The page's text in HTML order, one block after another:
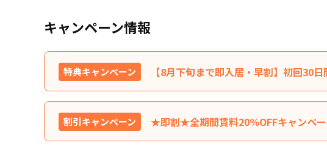
キャンペーン情報
特典キャンペーン 【8月下旬まで即入居・早割】初回30
特典内容
掲載金額より初回30日間の賃料を表示
外です。※31日目以降の賃料は割引適用
ん。★ご希望の入居日・期間に応じて、
割引キャンペーン ★即割★全期間賃料20％OFFキャンペ